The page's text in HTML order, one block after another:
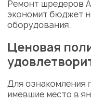
Ремонт шредеров
экономит бюджет
оборудования.
Ценовая
Для ознакомления
имевшие место в